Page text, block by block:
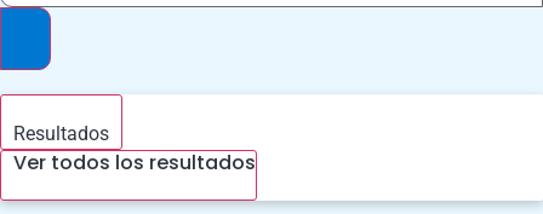
Resultados
Ver todos los resultados